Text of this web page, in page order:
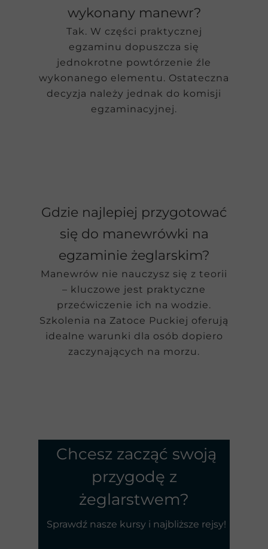
Chcesz zacząć swoją
przygodę z
żeglarstwem?
Sprawdź nasze kursy i najbliższe rejsy!
wykonany manewr?
Tak. W części praktycznej
egzaminu dopuszcza się
jednokrotne powtórzenie źle
wykonanego elementu. Ostateczna
decyzja należy jednak do komisji
egzaminacyjnej.
Gdzie najlepiej przygotować
się do manewrówki na
egzaminie żeglarskim?
Manewrów nie nauczysz się z teorii
– kluczowe jest praktyczne
przećwiczenie ich na wodzie.
Szkolenia na Zatoce Puckiej oferują
idealne warunki dla osób dopiero
zaczynających na morzu.